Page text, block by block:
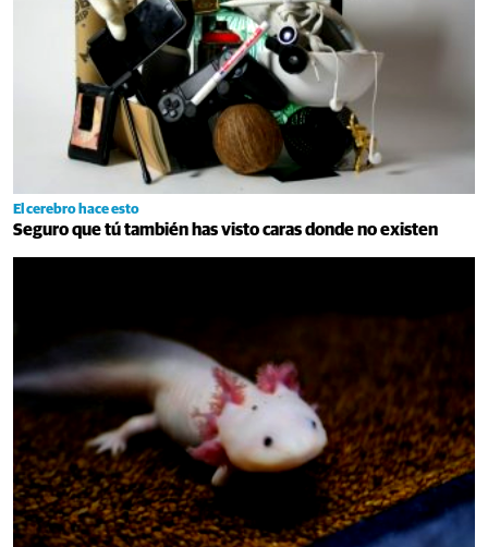
El cerebro hace esto
Seguro que tú también has visto caras donde no existen